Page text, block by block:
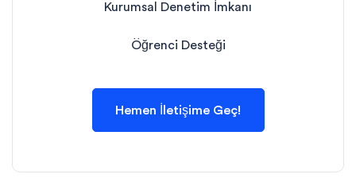
Kurumsal Denetim İmkanı
Öğrenci Desteği
Hemen İletişime Geç!